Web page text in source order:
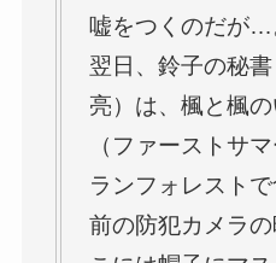
嘘をつくのだが…
翌日、鈴子の秘
亮）は、楓と楓
（ファーストサ
ランフォレスト
前の防犯カメラ